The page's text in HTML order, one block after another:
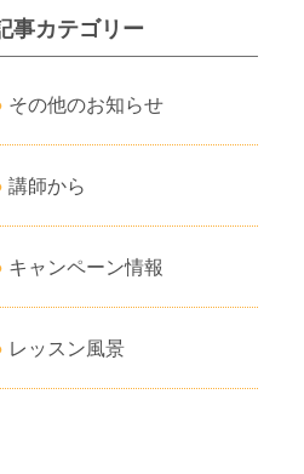
事カテゴリー
その他のお知らせ
講師から
キャンペーン情報
レッスン風景